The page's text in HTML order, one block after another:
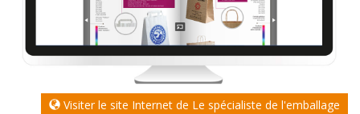
Visiter le site Internet de Le spécialiste de l'emballage